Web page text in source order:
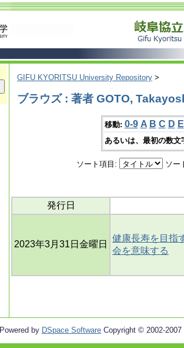
GIFU KYORITSU University Repository >
ブラウズ : 著者 GOTO,
移動: 0-9 A B C D E
あるいは、最初の数
ソート項目: ソー
発行日
2023年3月31日金曜日
健康長寿を目指
会を意味する
Powered by DSpace Software Copyright © 2002-2007